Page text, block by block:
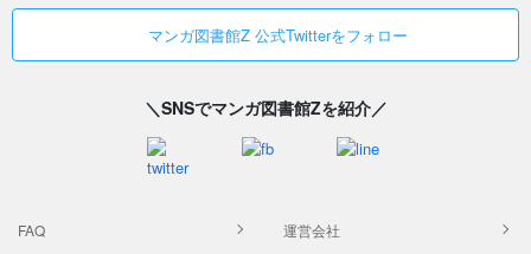
マンガ図書館Z 公式Twitterをフォロー
＼SNSでマンガ図書館Zを紹介／
FAQ 運営会社